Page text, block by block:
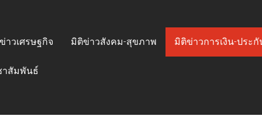
าวเศรษฐกิจ มิติข่าวสังคม-สุขภาพ มิติข่าวการเงิน-ประ
าสัมพันธ์